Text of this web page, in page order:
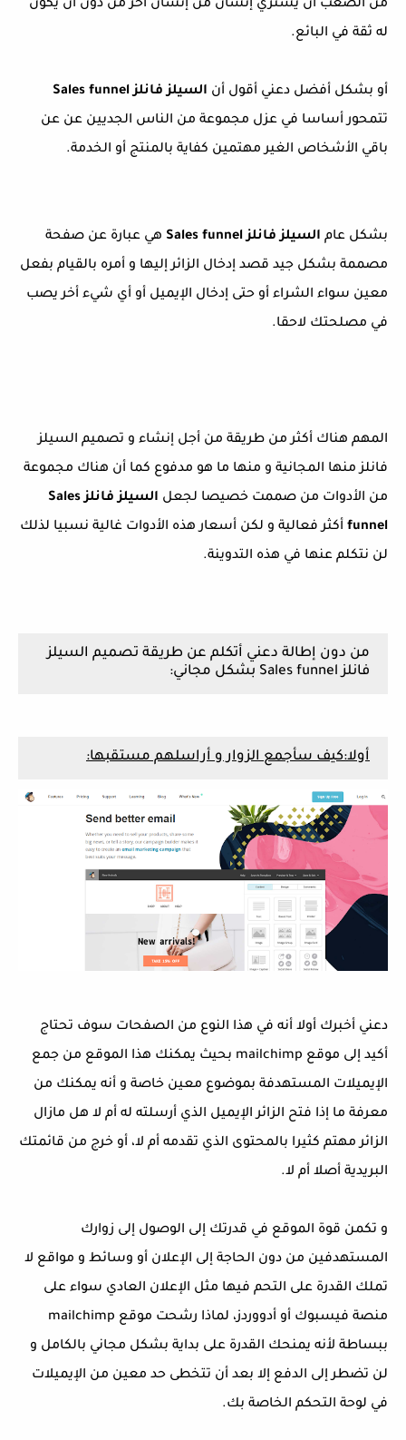
من الصعب أن يشتري إنسان من إنسان أخر من دون أن يكون
له ثقة في البائع.
أو بشكل أفضل دعني أقول أن السيلز فانلز Sales funnel
تتمحور أساسا في عزل مجموعة من الناس الجديين عن عن
باقي الأشخاص الغير مهتمين كفاية بالمنتج أو الخدمة.
بشكل عام السيلز فانلز Sales funnel
هي عبارة عن صفحة
مصممة بشكل جيد قصد إدخال الزائر إليها و أمره بالقيام بفعل
معين سواء الشراء أو حتى إدخال الإيميل أو أي شيء أخر يصب
في مصلحتك لاحقا.
المهم هناك أكثر من طريقة من أجل إنشاء و تصميم السيلز
فانلز منها المجانية و منها ما هو مدفوع كما أن هناك مجموعة
من الأدوات من صممت خصيصا لجعل
السيلز فانلز Sales
funnel أكثر فعالية و لكن أسعار هذه الأدوات غالية نسبيا لذلك
لن نتكلم عنها في هذه التدوينة.
من دون إطالة دعني أتكلم عن طريقة تصميم السيلز
فانلز Sales funnel بشكل مجاني:
أولا:كيف سأجمع الزوار و أراسلهم مستقبها:
دعني أخبرك أولا أنه في هذا النوع من الصفحات سوف تحتاج
أكيد إلى موقع mailchimp بحيث يمكنك هذا الموقع من جمع
الإيميلات المستهدفة بموضوع معين خاصة و أنه يمكنك من
معرفة ما إذا فتح الزائر الإيميل الذي أرسلته له أم لا هل مازال
الزائر مهتم كثيرا بالمحتوى الذي تقدمه أم لا، أو خرج من قائمتك
البريدية أصلا أم لا.
و تكمن قوة الموقع في قدرتك إلى الوصول إلى زوارك
المستهدفين من دون الحاجة إلى الإعلان أو وسائط و مواقع لا
تملك القدرة على التحم فيها مثل الإعلان العادي سواء على
منصة فيسبوك أو أدووردز، لماذا رشحت موقع mailchimp
ببساطة لأنه يمنحك القدرة على بداية بشكل مجاني بالكامل و
لن تضطر إلى الدفع إلا بعد أن تتخطى حد معين من الإيميلات
في لوحة التحكم الخاصة بك.